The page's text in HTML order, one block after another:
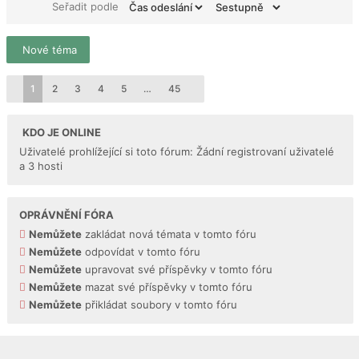
Seřadit podle
Nové téma
1 2 3 4 5 … 45
KDO JE ONLINE
Uživatelé prohlížející si toto fórum: Žádní registrovaní uživatelé
a 3 hosti
OPRÁVNĚNÍ FÓRA
Nemůžete zakládat nová témata v tomto fóru
Nemůžete odpovídat v tomto fóru
Nemůžete upravovat své příspěvky v tomto fóru
Nemůžete mazat své příspěvky v tomto fóru
Nemůžete přikládat soubory v tomto fóru